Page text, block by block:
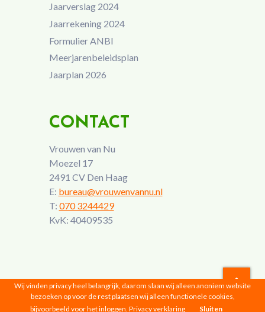
Jaarverslag 2024
Jaarrekening 2024
Formulier ANBI
Meerjarenbeleidsplan
Jaarplan 2026
CONTACT
Vrouwen van Nu
Moezel 17
2491 CV Den Haag
E: bureau@vrouwenvannu.nl
T: 070 3244429
KvK: 40409535
Vrouwen van Nu © 2026 |Privacyverklaring
Wij vinden privacy heel belangrijk, daarom slaan wij alleen anoniem website
bezoeken op voor de rest plaatsen wij alleen functionele cookies,
bijvoorbeeld voor het inloggen. Privacy verklaring Sluiten